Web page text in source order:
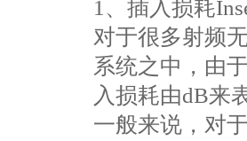
1、插入损耗
对于很多射频
系统之中，由
入损耗由dB来
一般来说，对